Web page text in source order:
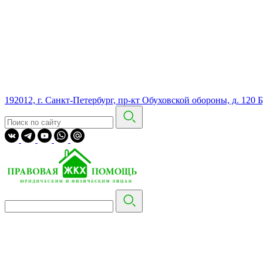
192012, г. Санкт-Петербург, пр-кт Обуховской обороны, д. 120